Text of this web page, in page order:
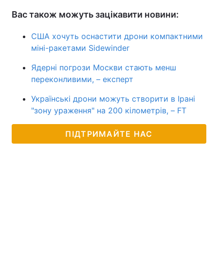
Вас також можуть зацікавити новини:
США хочуть оснастити дрони компактними
міні-ракетами Sidewinder
Ядерні погрози Москви стають менш
переконливими, – експерт
Українські дрони можуть створити в Ірані
"зону ураження" на 200 кілометрів, – FT
ПІДТРИМАЙТЕ НАС